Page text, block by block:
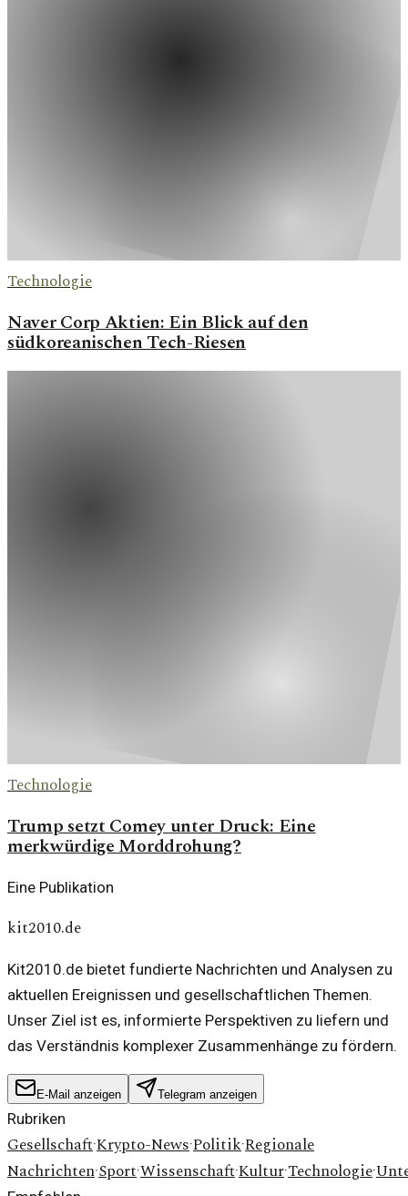
Technologie
Naver Corp Aktien: Ein Blick auf den
südkoreanischen Tech-Riesen
Technologie
Trump setzt Comey unter Druck: Eine
merkwürdige Morddrohung?
Eine Publikation
kit2010.de
Kit2010.de bietet fundierte Nachrichten und Analysen zu
aktuellen Ereignissen und gesellschaftlichen Themen.
Unser Ziel ist es, informierte Perspektiven zu liefern und
das Verständnis komplexer Zusammenhänge zu fördern.
E-Mail anzeigen Telegram anzeigen
Rubriken
Gesellschaft·Krypto-News·Politik·Regionale
Nachrichten·Sport·Wissenschaft·Kultur·Technologie·